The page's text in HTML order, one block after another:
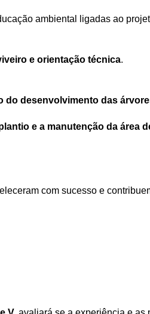
ambiental ligadas ao
e orientação técnica.
do desenvolvimento das
e a manutenção da área
com sucesso e